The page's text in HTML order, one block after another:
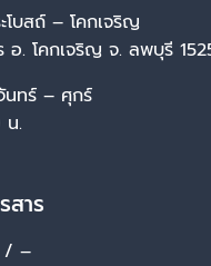
บสถ์ – โคกเจริญ
อ. โคกเจริญ จ. ลพบุรี
นทร์ – ศุกร์
น.
สาร
/ –